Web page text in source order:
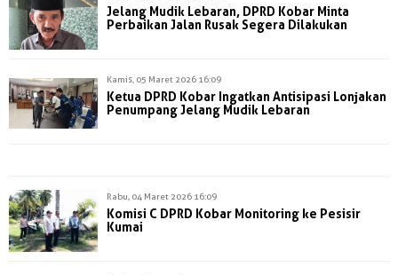
Jelang Mudik Lebaran, DPRD Kobar Minta
Perbaikan Jalan Rusak Segera Dilakukan
Kamis, 05 Maret 2026 16:09
Ketua DPRD Kobar Ingatkan Antisipasi Lonjakan
Penumpang Jelang Mudik Lebaran
Rabu, 04 Maret 2026 16:09
Komisi C DPRD Kobar Monitoring ke Pesisir
Kumai